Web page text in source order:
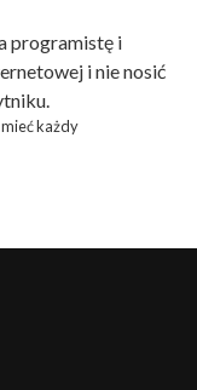
programistę i
i nie nosić
każdy